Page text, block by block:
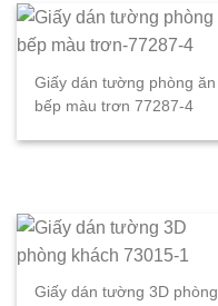
Giấy dán tường phòng ăn
bếp màu trơn 77287-4
Giấy dán tường 3D phòng